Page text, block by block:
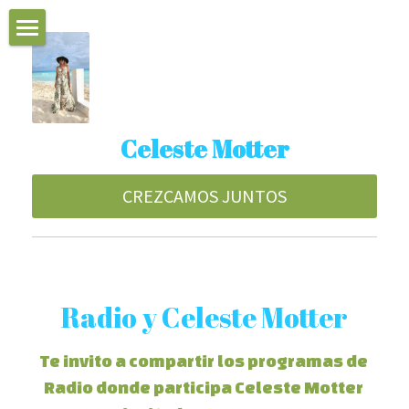
Celeste Motter
CREZCAMOS JUNTOS
UNIVERSO CELESTE
Proximas Actividades
Energia del mes
INTENCION DEL DIA
MI BLOG
ESPAÑA
www.decociencia.com
Radio y Celeste Motter
Te invito a compartir los programas de
Radio donde participa Celeste Motter